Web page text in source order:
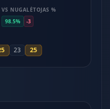
VS NUGALĖTOJAS %
98.5%
-3
23 25